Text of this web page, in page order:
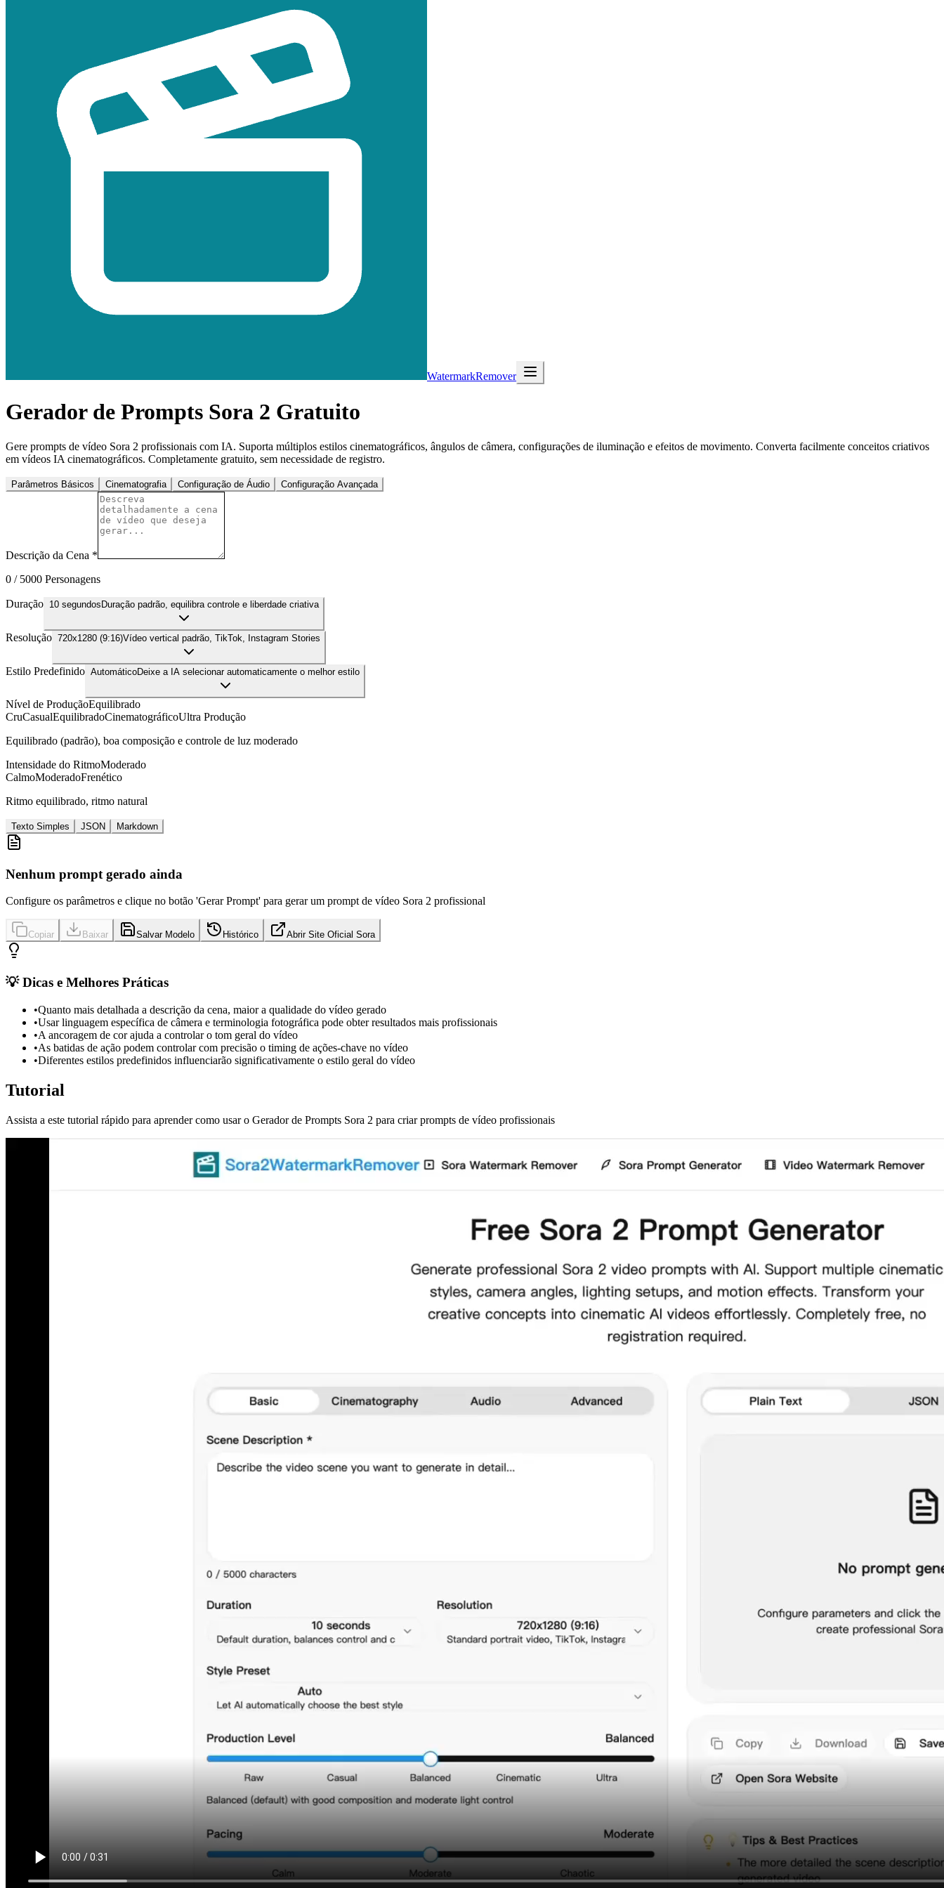
WatermarkRemover
Gerador de Prompts Sora 2 Gratuito
Gere prompts de vídeo Sora 2 profissionais com IA. Suporta múltiplos estilos cinematográficos, ângulos de câmera, configurações de iluminação e efeitos de movimento. Converta facilmente conceitos criativos
em vídeos IA cinematográficos. Completamente gratuito, sem necessidade de registro.
Parâmetros Básicos Cinematografia Configuração de Áudio Configuração Avançada
Descrição da Cena *
0 / 5000 Personagens
Duração 10 segundos Duração padrão, equilibra controle e liberdade criativa
Resolução 720x1280 (9:16)Vídeo vertical padrão, TikTok, Instagram Stories
Estilo Predefinido AutomáticoDeixe a IA selecionar automaticamente o melhor estilo
Nível de ProduçãoEquilibrado
CruCasualEquilibradoCinematográficoUltra Produção
Equilibrado (padrão), boa composição e controle de luz moderado
Intensidade do RitmoModerado
CalmoModeradoFrenético
Ritmo equilibrado, ritmo natural
Texto Simples JSON Markdown
Nenhum prompt gerado ainda
Configure os parâmetros e clique no botão 'Gerar Prompt' para gerar um prompt de vídeo Sora 2 profissional
Copiar Baixar Salvar Modelo Histórico Abrir Site Oficial Sora
💡 Dicas e Melhores Práticas
•Quanto mais detalhada a descrição da cena, maior a qualidade do vídeo gerado
•Usar linguagem específica de câmera e terminologia fotográfica pode obter resultados mais profissionais
•A ancoragem de cor ajuda a controlar o tom geral do vídeo
•As batidas de ação podem controlar com precisão o timing de ações-chave no vídeo
•Diferentes estilos predefinidos influenciarão significativamente o estilo geral do vídeo
Tutorial
Assista a este tutorial rápido para aprender como usar o Gerador de Prompts Sora 2 para criar prompts de vídeo profissionais